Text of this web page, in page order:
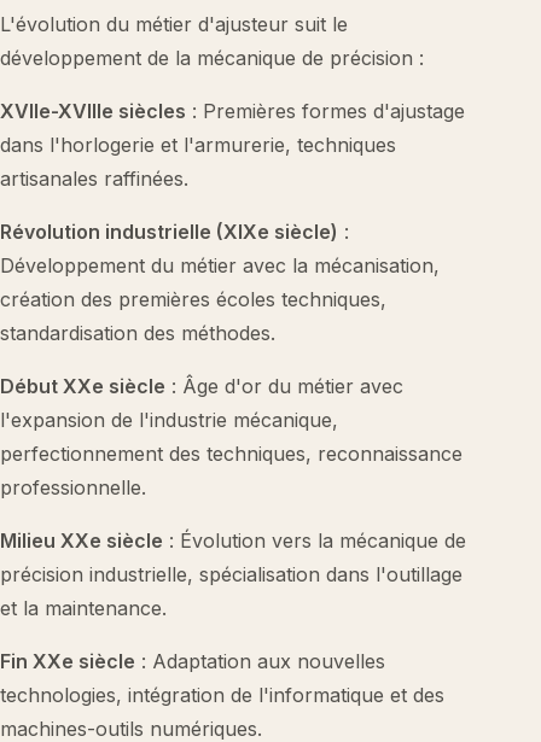
L'évolution du métier d'ajusteur suit le
développement de la mécanique de précision :
XVIIe-XVIIIe siècles : Premières formes d'ajustage
dans l'horlogerie et l'armurerie, techniques
artisanales raffinées.
Révolution industrielle (XIXe siècle) :
Développement du métier avec la mécanisation,
création des premières écoles techniques,
standardisation des méthodes.
Début XXe siècle : Âge d'or du métier avec
l'expansion de l'industrie mécanique,
perfectionnement des techniques, reconnaissance
professionnelle.
Milieu XXe siècle : Évolution vers la mécanique de
précision industrielle, spécialisation dans l'outillage
et la maintenance.
Fin XXe siècle : Adaptation aux nouvelles
technologies, intégration de l'informatique et des
machines-outils numériques.